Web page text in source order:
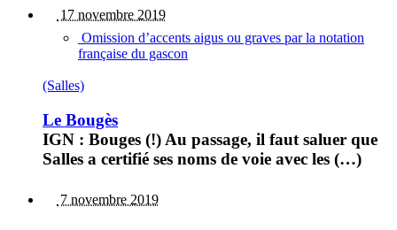
17 novembre 2019
Omission d’accents aigus ou graves par la notation
française du gascon
(Salles)
Le Bougès
IGN : Bouges (!) Au passage, il faut saluer que
Salles a certifié ses noms de voie avec les (…)
7 novembre 2019